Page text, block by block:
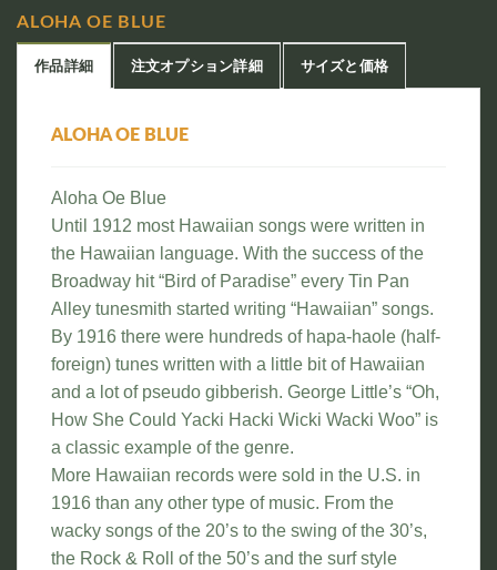
ALOHA OE BLUE
作品詳細 注文オプション詳細 サイズと価格
ALOHA OE BLUE
Aloha Oe Blue
Until 1912 most Hawaiian songs were written in
the Hawaiian language. With the success of the
Broadway hit “Bird of Paradise” every Tin Pan
Alley tunesmith started writing “Hawaiian” songs.
By 1916 there were hundreds of hapa-haole (half-
foreign) tunes written with a little bit of Hawaiian
and a lot of pseudo gibberish. George Little’s “Oh,
How She Could Yacki Hacki Wicki Wacki Woo” is
a classic example of the genre.
More Hawaiian records were sold in the U.S. in
1916 than any other type of music. From the
wacky songs of the 20’s to the swing of the 30’s,
the Rock & Roll of the 50’s and the surf style